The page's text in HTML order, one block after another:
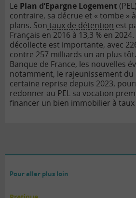
Le Plan d’Epargne Logement
contraire, sa décrue et « tombe »
plans. Son taux de détention est
Français en 2016 à 13,3 % en
décollecte est importante, avec
contre 257 milliards un an plus
Banque de France, les nouvelles
notamment, le rajeunissement du
certaine reprise depuis 2023,
redonner au PEL sa vocation
financer un bien immobilier à taux
Pour aller plus loin